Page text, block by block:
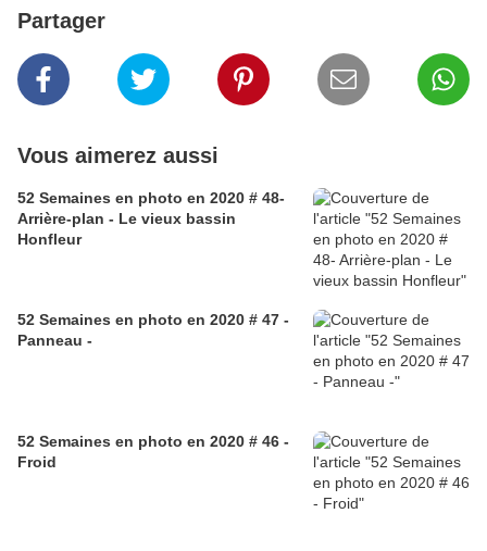
Partager
Vous aimerez aussi
52 Semaines en photo en 2020 # 48-
Arrière-plan - Le vieux bassin
Honfleur
52 Semaines en photo en 2020 # 47 -
Panneau -
52 Semaines en photo en 2020 # 46 -
Froid